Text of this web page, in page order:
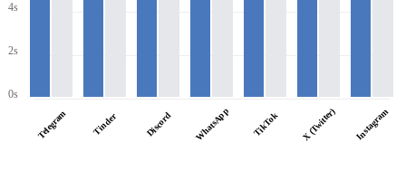
4s
2s
0s
Telegram Tinder Discord WhatsApp TikTok X (Twitter) Instagram